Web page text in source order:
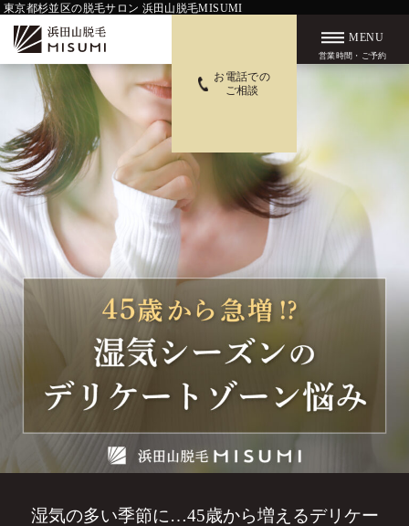
東京都杉並区の脱毛サロン 浜田山脱毛MISUMI
お電話での
ご相談
MENU
営業時間・ご予約
湿気の多い季節に…45歳から増えるデリケー